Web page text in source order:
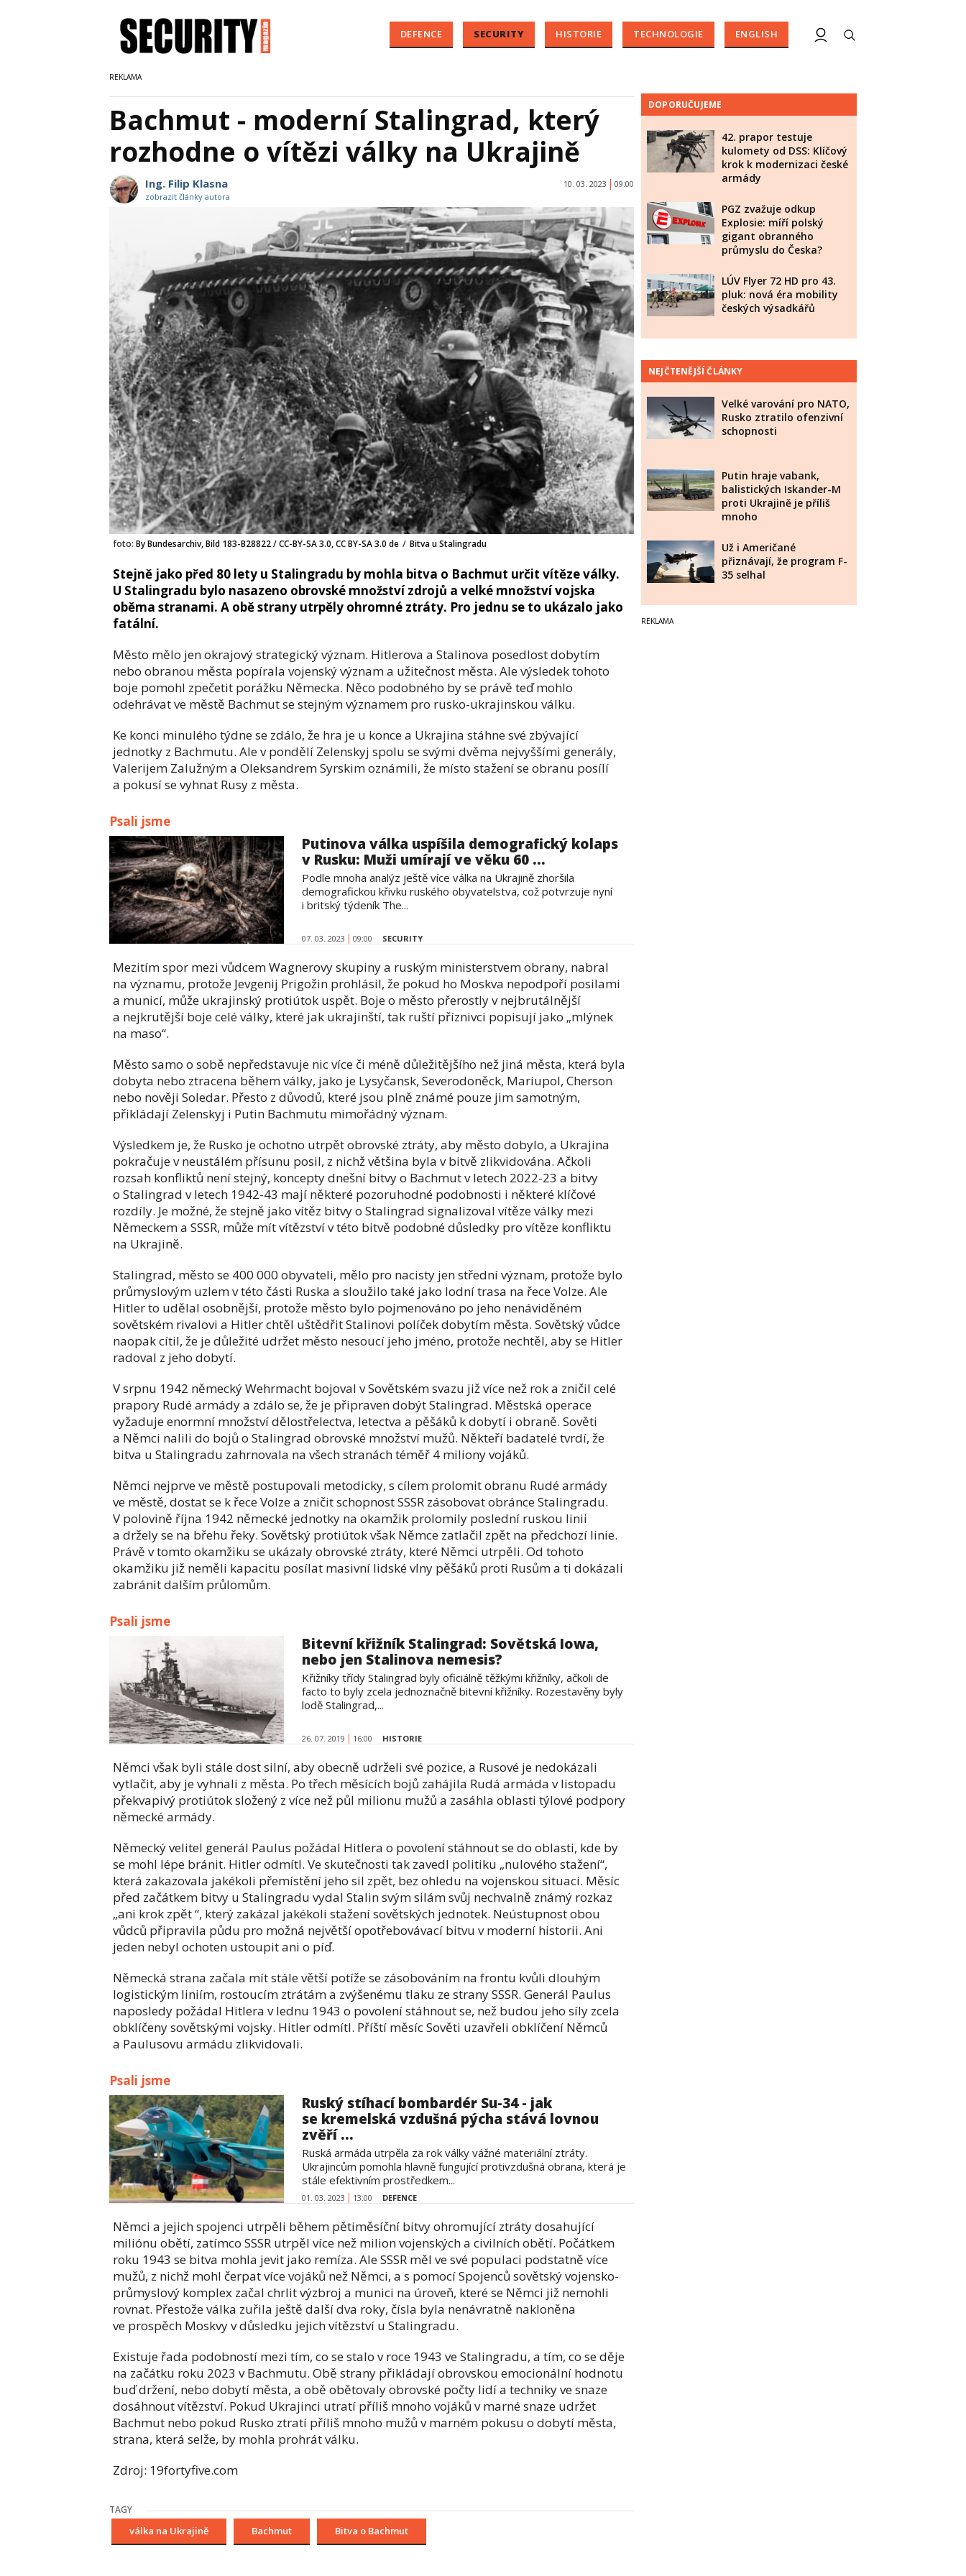
DEFENCE SECURITY HISTORIE TECHNOLOGIE ENGLISH
Bachmut - moderní Stalingrad, který
rozhodne o vítězi války na Ukrajině
Ing. Filip Klasna
zobrazit články autora
10. 03. 2023 09:00
foto: By Bundesarchiv, Bild 183-B28822 / CC-BY-SA 3.0, CC BY-SA 3.0 de / Bitva u Stalingradu
Stejně jako před 80 lety u Stalingradu by mohla bitva o Bachmut určit vítěze války.
U Stalingradu bylo nasazeno obrovské množství zdrojů a velké množství vojska
oběma stranami. A obě strany utrpěly ohromné ztráty. Pro jednu se to ukázalo jako
fatální.
Město mělo jen okrajový strategický význam. Hitlerova a Stalinova posedlost dobytím
nebo obranou města popírala vojenský význam a užitečnost města. Ale výsledek tohoto
boje pomohl zpečetit porážku Německa. Něco podobného by se právě teď mohlo
odehrávat ve městě Bachmut se stejným významem pro rusko-ukrajinskou válku.
Ke konci minulého týdne se zdálo, že hra je u konce a Ukrajina stáhne své zbývající
jednotky z Bachmutu. Ale v pondělí Zelenskyj spolu se svými dvěma nejvyššími generály,
Valerijem Zalužným a Oleksandrem Syrskim oznámili, že místo stažení se obranu posílí
a pokusí se vyhnat Rusy z města.
Psali jsme
Putinova válka uspíšila demografický kolaps
v Rusku: Muži umírají ve věku 60 ...
Podle mnoha analýz ještě více válka na Ukrajině zhoršila
demografickou křivku ruského obyvatelstva, což potvrzuje nyní
i britský týdeník The...
07. 03. 2023 09:00 SECURITY
Mezitím spor mezi vůdcem Wagnerovy skupiny a ruským ministerstvem obrany, nabral
na významu, protože Jevgenij Prigožin prohlásil, že pokud ho Moskva nepodpoří posilami
a municí, může ukrajinský protiútok uspět. Boje o město přerostly v nejbrutálnější
a nejkrutější boje celé války, které jak ukrajinští, tak ruští příznivci popisují jako „mlýnek
na maso“.
Město samo o sobě nepředstavuje nic více či méně důležitějšího než jiná města, která byla
dobyta nebo ztracena během války, jako je Lysyčansk, Severodoněck, Mariupol, Cherson
nebo nověji Soledar. Přesto z důvodů, které jsou plně známé pouze jim samotným,
přikládají Zelenskyj i Putin Bachmutu mimořádný význam.
Výsledkem je, že Rusko je ochotno utrpět obrovské ztráty, aby město dobylo, a Ukrajina
pokračuje v neustálém přísunu posil, z nichž většina byla v bitvě zlikvidována. Ačkoli
rozsah konfliktů není stejný, koncepty dnešní bitvy o Bachmut v letech 2022-23 a bitvy
o Stalingrad v letech 1942-43 mají některé pozoruhodné podobnosti i některé klíčové
rozdíly. Je možné, že stejně jako vítěz bitvy o Stalingrad signalizoval vítěze války mezi
Německem a SSSR, může mít vítězství v této bitvě podobné důsledky pro vítěze konfliktu
na Ukrajině.
Stalingrad, město se 400 000 obyvateli, mělo pro nacisty jen střední význam, protože bylo
průmyslovým uzlem v této části Ruska a sloužilo také jako lodní trasa na řece Volze. Ale
Hitler to udělal osobnější, protože město bylo pojmenováno po jeho nenáviděném
sovětském rivalovi a Hitler chtěl uštědřit Stalinovi políček dobytím města. Sovětský vůdce
naopak cítil, že je důležité udržet město nesoucí jeho jméno, protože nechtěl, aby se Hitler
radoval z jeho dobytí.
V srpnu 1942 německý Wehrmacht bojoval v Sovětském svazu již více než rok a zničil celé
prapory Rudé armády a zdálo se, že je připraven dobýt Stalingrad. Městská operace
vyžaduje enormní množství dělostřelectva, letectva a pěšáků k dobytí i obraně. Sověti
a Němci nalili do bojů o Stalingrad obrovské množství mužů. Někteří badatelé tvrdí, že
bitva u Stalingradu zahrnovala na všech stranách téměř 4 miliony vojáků.
Němci nejprve ve městě postupovali metodicky, s cílem prolomit obranu Rudé armády
ve městě, dostat se k řece Volze a zničit schopnost SSSR zásobovat obránce Stalingradu.
V polovině října 1942 německé jednotky na okamžik prolomily poslední ruskou linii
a držely se na břehu řeky. Sovětský protiútok však Němce zatlačil zpět na předchozí linie.
Právě v tomto okamžiku se ukázaly obrovské ztráty, které Němci utrpěli. Od tohoto
okamžiku již neměli kapacitu posílat masivní lidské vlny pěšáků proti Rusům a ti dokázali
zabránit dalším průlomům.
Psali jsme
Bitevní křižník Stalingrad: Sovětská Iowa,
nebo jen Stalinova nemesis?
Křižníky třídy Stalingrad byly oficiálně těžkými křižníky, ačkoli de
facto to byly zcela jednoznačně bitevní křižníky. Rozestavěny byly
lodě Stalingrad,...
26. 07. 2019 16:00 HISTORIE
Němci však byli stále dost silní, aby obecně udrželi své pozice, a Rusové je nedokázali
vytlačit, aby je vyhnali z města. Po třech měsících bojů zahájila Rudá armáda v listopadu
překvapivý protiútok složený z více než půl milionu mužů a zasáhla oblasti týlové podpory
německé armády.
Německý velitel generál Paulus požádal Hitlera o povolení stáhnout se do oblasti, kde by
se mohl lépe bránit. Hitler odmítl. Ve skutečnosti tak zavedl politiku „nulového stažení“,
která zakazovala jakékoli přemístění jeho sil zpět, bez ohledu na vojenskou situaci. Měsíc
před začátkem bitvy u Stalingradu vydal Stalin svým silám svůj nechvalně známý rozkaz
„ani krok zpět “, který zakázal jakékoli stažení sovětských jednotek. Neústupnost obou
vůdců připravila půdu pro možná největší opotřebovávací bitvu v moderní historii. Ani
jeden nebyl ochoten ustoupit ani o píď.
Německá strana začala mít stále větší potíže se zásobováním na frontu kvůli dlouhým
logistickým liniím, rostoucím ztrátám a zvýšenému tlaku ze strany SSSR. Generál Paulus
naposledy požádal Hitlera v lednu 1943 o povolení stáhnout se, než budou jeho síly zcela
obklíčeny sovětskými vojsky. Hitler odmítl. Příští měsíc Sověti uzavřeli obklíčení Němců
a Paulusovu armádu zlikvidovali.
Psali jsme
Ruský stíhací bombardér Su-34 - jak
se kremelská vzdušná pýcha stává lovnou
zvěří ...
Ruská armáda utrpěla za rok války vážné materiální ztráty.
Ukrajincům pomohla hlavně fungující protivzdušná obrana, která je
stále efektivním prostředkem...
01. 03. 2023 13:00 DEFENCE
Němci a jejich spojenci utrpěli během pětiměsíční bitvy ohromující ztráty dosahující
miliónu obětí, zatímco SSSR utrpěl více než milion vojenských a civilních obětí. Počátkem
roku 1943 se bitva mohla jevit jako remíza. Ale SSSR měl ve své populaci podstatně více
mužů, z nichž mohl čerpat více vojáků než Němci, a s pomocí Spojenců sovětský vojensko-
průmyslový komplex začal chrlit výzbroj a munici na úroveň, které se Němci již nemohli
rovnat. Přestože válka zuřila ještě další dva roky, čísla byla nenávratně nakloněna
ve prospěch Moskvy v důsledku jejich vítězství u Stalingradu.
Existuje řada podobností mezi tím, co se stalo v roce 1943 ve Stalingradu, a tím, co se děje
na začátku roku 2023 v Bachmutu. Obě strany přikládají obrovskou emocionální hodnotu
buď držení, nebo dobytí města, a obě obětovaly obrovské počty lidí a techniky ve snaze
dosáhnout vítězství. Pokud Ukrajinci utratí příliš mnoho vojáků v marné snaze udržet
Bachmut nebo pokud Rusko ztratí příliš mnoho mužů v marném pokusu o dobytí města,
strana, která selže, by mohla prohrát válku.
Zdroj: 19fortyfive.com
TAGY
válka na Ukrajině Bachmut Bitva o Bachmut
DOPORUČUJEME
42. prapor testuje
kulomety od DSS: Klíčový
krok k modernizaci české
armády
PGZ zvažuje odkup
Explosie: míří polský
gigant obranného
průmyslu do Česka?
LÚV Flyer 72 HD pro 43.
pluk: nová éra mobility
českých výsadkářů
NEJČTENĚJŠÍ ČLÁNKY
Velké varování pro NATO,
Rusko ztratilo ofenzivní
schopnosti
Putin hraje vabank,
balistických Iskander-M
proti Ukrajině je příliš
mnoho
Už i Američané
přiznávají, že program F-
35 selhal